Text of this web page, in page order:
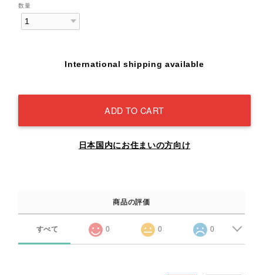
数量
International shipping available
ADD TO CART
日本国内にお住まいの方向け
商品の評価
すべて 0 0 0